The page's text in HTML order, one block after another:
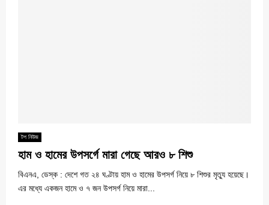
টপ নিউজ
হাম ও হামের উপসর্গে মারা গেছে আরও ৮ শিশু
বিএনএ, ডেস্ক : দেশে গত ২৪ ঘণ্টায় হাম ও হামের উপসর্গ নিয়ে ৮ শিশুর মৃত্যু হয়েছে।
এর মধ্যে একজন হামে ও ৭ জন উপসর্গ নিয়ে মারা...